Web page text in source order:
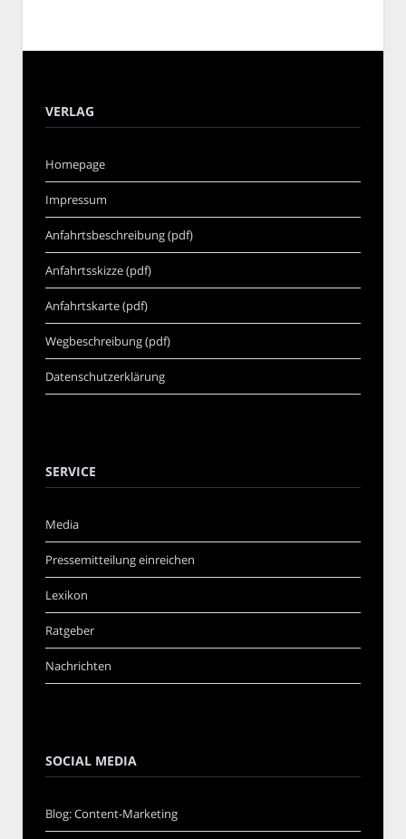
VERLAG
Homepage
Impressum
Anfahrtsbeschreibung (pdf)
Anfahrtsskizze (pdf)
Anfahrtskarte (pdf)
Wegbeschreibung (pdf)
Datenschutzerklärung
SERVICE
Media
Pressemitteilung einreichen
Lexikon
Ratgeber
Nachrichten
SOCIAL MEDIA
Blog: Content-Marketing